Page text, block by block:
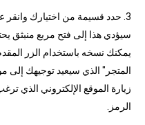
3. حدد قسيمة من اختيارك
سيؤدي هذا إلى فتح مربع منبثق
يمكنك نسخه باستخدام الزر
المتجر" الذي سيعيد توجيهك إلى
زيارة الموقع الإلكتروني الذي
الرمز.